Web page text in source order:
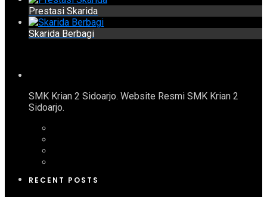
Prestasi Skarida
Skarida Berbagi
SMK Krian 2 Sidoarjo. Website Resmi SMK Krian 2
Sidoarjo.
RECENT POSTS